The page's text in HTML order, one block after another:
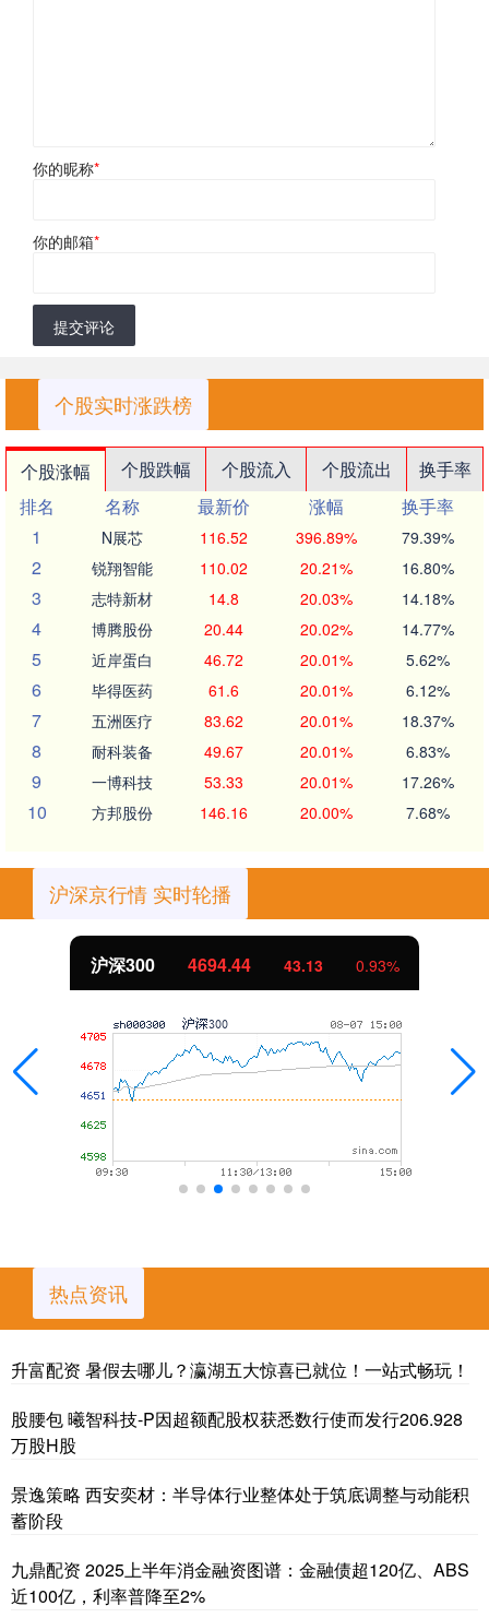
你的昵称*
你的邮箱*
提交评论
个股实时涨跌榜
个股涨幅 个股跌幅 个股流入 个股流出
换手率
排名
名称 最新价 涨幅
换手率
1
N展芯 116.52 396.89% 79.39%
2 锐翔智能 110.02 20.21% 16.80%
3 志特新材 14.8 20.03% 14.18%
4 博腾股份 20.44 20.02% 14.77%
5 近岸蛋白 46.72 20.01% 5.62%
6 毕得医药 61.6 20.01% 6.12%
7 五洲医疗 83.62 20.01% 18.37%
8 耐科装备 49.67 20.01% 6.83%
9 一博科技 53.33 20.01% 17.26%
10 方邦股份 146.16 20.00% 7.68%
沪深京行情 实时轮播
沪深300 4694.44 43.13 0.93%
热点资讯
升富配资 暑假去哪儿？瀛湖五大惊喜已就位！一站式畅玩！
股腰包 曦智科技-P因超额配股权获悉数行使而发行206.928
万股H股
景逸策略 西安奕材：半导体行业整体处于筑底调整与动能积
蓄阶段
九鼎配资 2025上半年消金融资图谱：金融债超120亿、ABS
近100亿，利率普降至2%